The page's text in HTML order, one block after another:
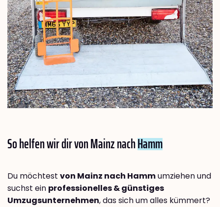
So helfen wir dir von Mainz nachHamm
Du möchtest von Mainz nach Hammumziehen und
suchst ein professionelles & günstiges
Umzugsunternehmen, das sich um alles kümmert?